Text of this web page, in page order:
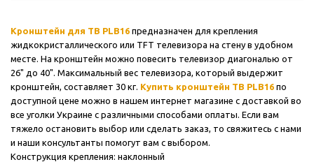
Кронштейн для ТВ PLB16 предназначен для крепления
жидкокристаллического или TFT телевизора на стену в удобном
месте. На кронштейн можно повесить телевизор диагональю от
26" до 40". Максимальный вес телевизора, который выдержит
кронштейн, составляет 30 кг. Купить кронштейн ТВ PLB16 по
доступной цене можно в нашем интернет магазине с доставкой во
все уголки Украине с различными способами оплаты. Если вам
тяжело остановить выбор или сделать заказ, то свяжитесь с нами
и наши консультанты помогут вам с выбором.
Конструкция крепления: наклонный